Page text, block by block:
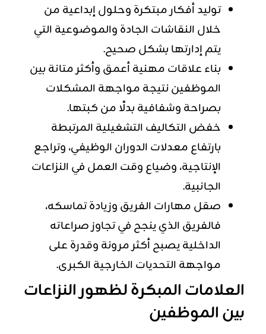
توليد أفكار مبتكرة وحلول إبداعية من
خلال النقاشات الجادة والموضوعية التي
يتم إدارتها بشكل صحيح.
بناء علاقات مهنية أعمق وأكثر متانة بين
الموظفين نتيجة مواجهة المشكلات
بصراحة وشفافية بدلًا من كبتها.
خفض التكاليف التشغيلية المرتبطة
بارتفاع معدلات الدوران الوظيفي، وتراجع
الإنتاجية، وضياع وقت العمل في النزاعات
الجانبية.
صقل مهارات الفريق وزيادة تماسكه،
فالفريق الذي ينجح في تجاوز صراعاته
الداخلية يصبح أكثر مرونة وقدرة على
مواجهة التحديات الخارجية الكبرى.
العلامات المبكرة لظهور النزاعات
بين الموظفين